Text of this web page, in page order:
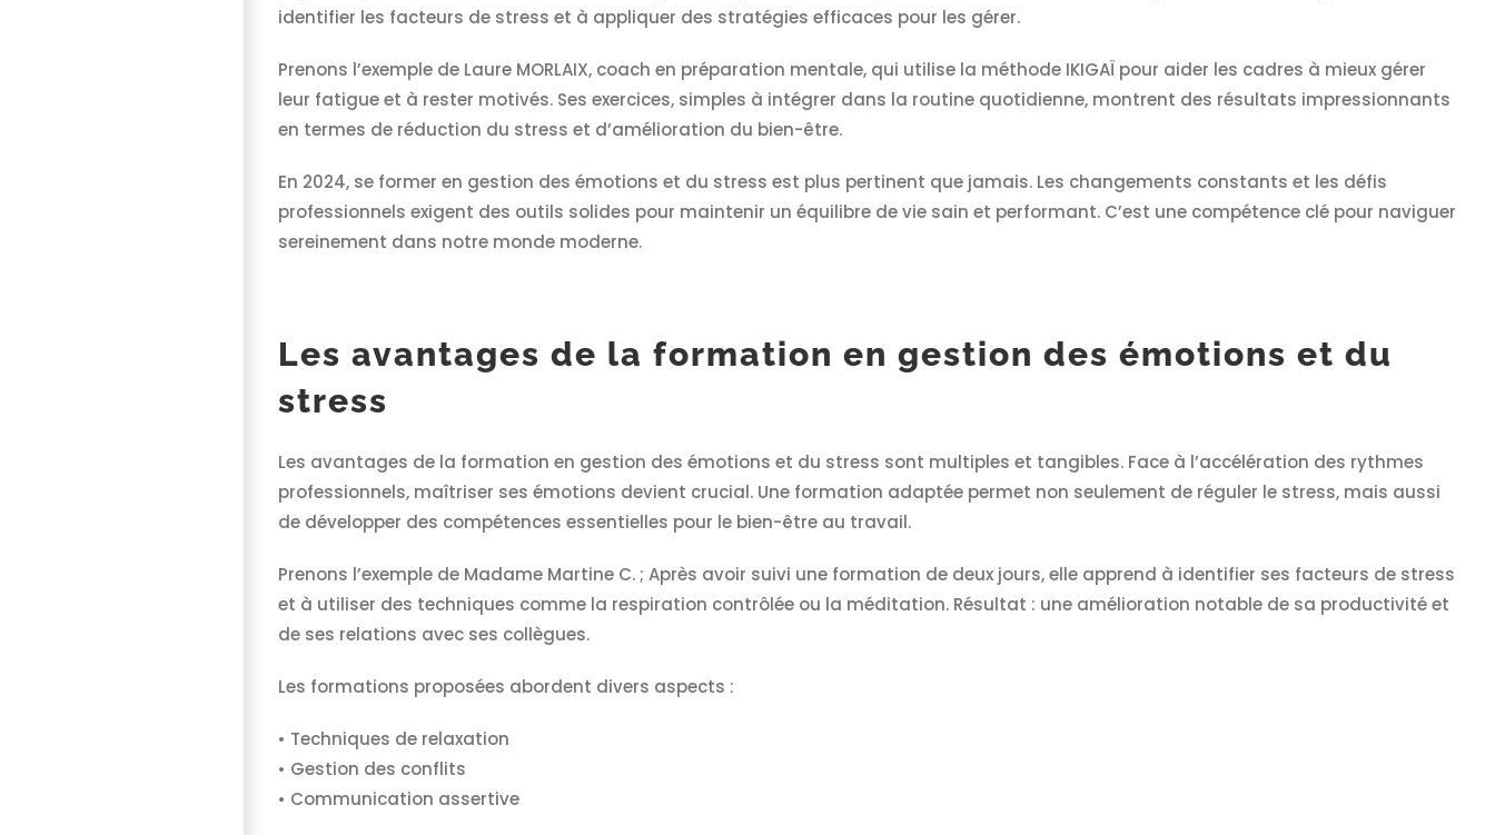
identifier les facteurs de stress et à appliquer des stratégies efficaces pour les gérer.
Prenons l’exemple de Laure MORLAIX, coach en préparation mentale, qui utilise la méthode IKIGAÏ pour aider les cadres à mieux gérer
leur fatigue et à rester motivés. Ses exercices, simples à intégrer dans la routine quotidienne, montrent des résultats impressionnants
en termes de réduction du stress et d’amélioration du bien-être.
En 2024, se former en gestion des émotions et du stress est plus pertinent que jamais. Les changements constants et les défis
professionnels exigent des outils solides pour maintenir un équilibre de vie sain et performant. C’est une compétence clé pour naviguer
sereinement dans notre monde moderne.
Les avantages de la formation en gestion des émotions et du
stress
Les avantages de la formation en gestion des émotions et du stress sont multiples et tangibles. Face à l’accélération des rythmes
professionnels, maîtriser ses émotions devient crucial. Une formation adaptée permet non seulement de réguler le stress, mais aussi
de développer des compétences essentielles pour le bien-être au travail.
Prenons l’exemple de Madame Martine C. ; Après avoir suivi une formation de deux jours, elle apprend à identifier ses facteurs de stress
et à utiliser des techniques comme la respiration contrôlée ou la méditation. Résultat : une amélioration notable de sa productivité et
de ses relations avec ses collègues.
Les formations proposées abordent divers aspects :
• Techniques de relaxation
• Gestion des conflits
• Communication assertive